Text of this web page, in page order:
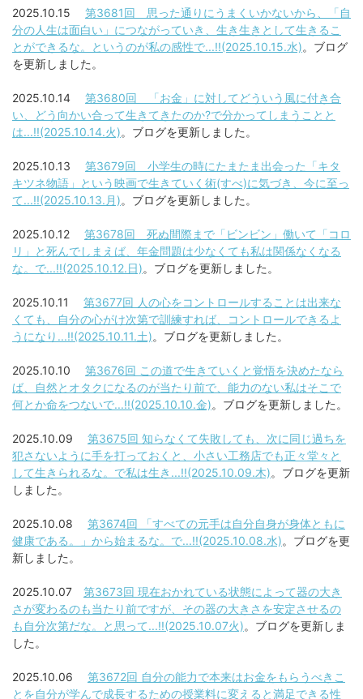
2025.10.15 第3681回 思った通りにうまくいかないから、「自
分の人生は面白い」につながっていき、生き生きとして生きるこ
とができるな。というのが私の感性で...!!(2025.10.15.水)。ブログ
を更新しました。
2025.10.14 第3680回 「お金」に対してどういう風に付き合
い、どう向かい合って生きてきたのか?で分かってしまうことと
は...!!(2025.10.14.火)。ブログを更新しました。
2025.10.13 第3679回 小学生の時にたまたま出会った「キタ
キツネ物語」という映画で生きていく術(すべ)に気づき、今に至っ
て...!!(2025.10.13.月)。ブログを更新しました。
2025.10.12 第3678回 死ぬ間際まで「ビンビン」働いて「コロ
リ」と死んでしまえば、年金問題は少なくても私は関係なくなる
な。で...!!(2025.10.12.日)。ブログを更新しました。
2025.10.11 第3677回 人の心をコントロールすることは出来な
くても、自分の心がけ次第で訓練すれば、コントロールできるよ
うになり...!!(2025.10.11.土)。ブログを更新しました。
2025.10.10 第3676回 この道で生きていくと覚悟を決めたなら
ば、自然とオタクになるのが当たり前で、能力のない私はそこで
何とか命をつないで...!!(2025.10.10.金)。ブログを更新しました。
2025.10.09 第3675回 知らなくて失敗しても、次に同じ過ちを
犯さないように手を打っておくと、小さい工務店でも正々堂々と
して生きられるな。で私は生き...!!(2025.10.09.木)。ブログを更新
しました。
2025.10.08 第3674回 「すべての元手は自分自身が身体ともに
健康である。」から始まるな。で...!!(2025.10.08.水)。ブログを更
新しました。
2025.10.07 第3673回 現在おかれている状態によって器の大き
さが変わるのも当たり前ですが、その器の大きさを安定させるの
も自分次第だな。と思って...!!(2025.10.07火)。ブログを更新しま
した。
2025.10.06 第3672回 自分の能力で本来はお金をもらうべきこ
とを自分が学んで成長するための授業料に変えると満足できる性